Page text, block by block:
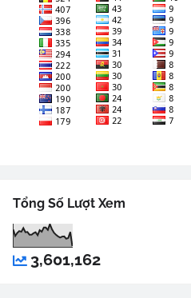
Tổng Số Lượt Xem
3,601,162